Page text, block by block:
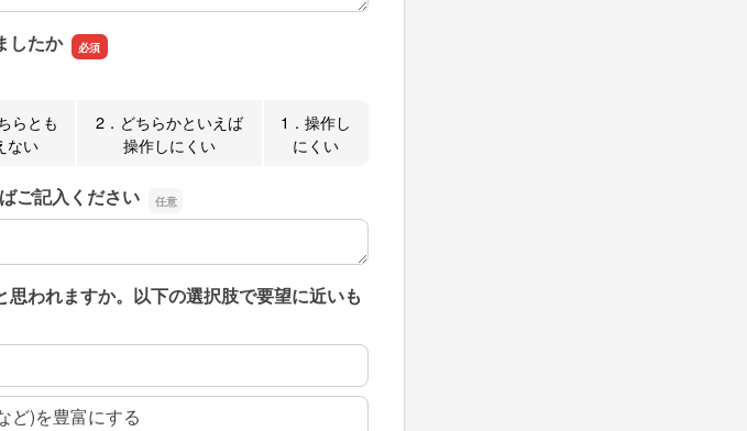
したか
らとも
ない
2．どちらかといえば
操作しにくい
1．操作し
にくい
ご記入ください
記入ください
われますか。以下の選択肢で要望に近いも
ど)を豊富にする